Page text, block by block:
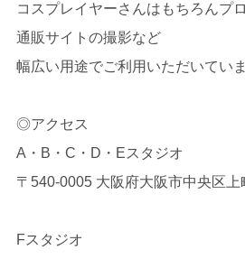
コスプレイヤーさんはもちろんプ
通販サイトの撮影など
幅広い用途でご利用いただいていま
◎アクセス
A・B・C・D・Eスタジオ
〒540-0005 大阪府大阪市中央区
Fスタジオ